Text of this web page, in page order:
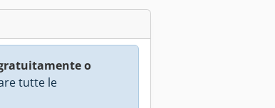
o
tutte le